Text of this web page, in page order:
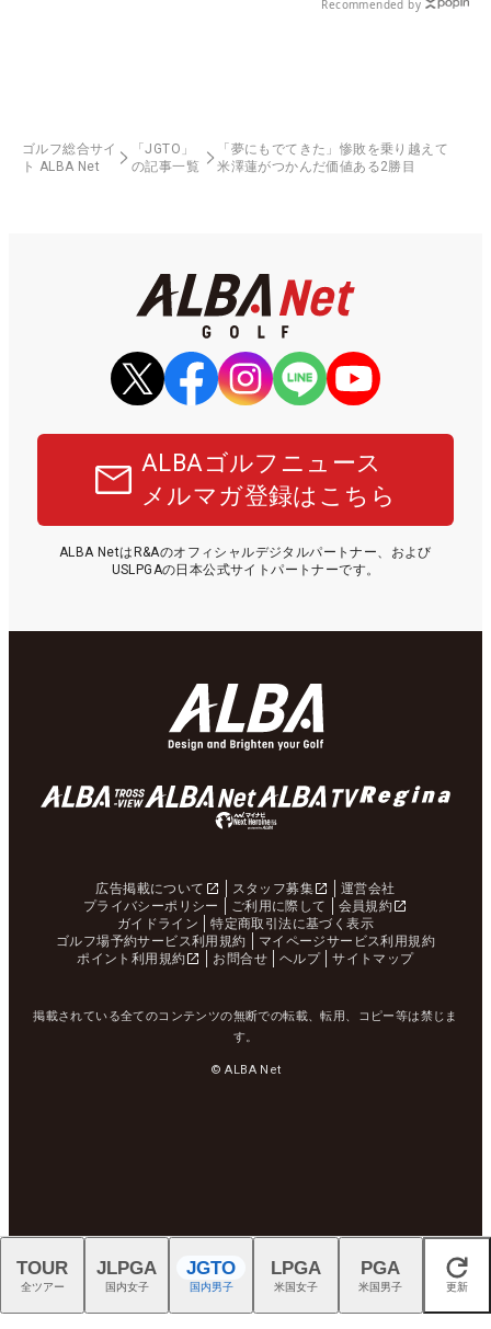
Recommended by
ゴルフ総合サイ
ト ALBA Net
「JGTO」
の記事一覧
「夢にもでてきた」惨敗を乗り越えて
米澤蓮がつかんだ価値ある2勝目
ALBAゴルフニュース
メルマガ登録はこちら
ALBA NetはR&Aのオフィシャルデジタルパートナー、および
USLPGAの日本公式サイトパートナーです。
広告掲載について スタッフ募集
運営会社
プライバシーポリシー
ご利用に際して
会員規約
ガイドライン
特定商取引法に基づく表示
ゴルフ場予約サービス利用規約
マイページサービス利用規約
ポイント利用規約
お問合せ ヘルプ サイトマップ
掲載されている全てのコンテンツの無断での転載、転用、コピー等は禁じま
す。
© ALBA Net
閉じる
TOUR
全ツアー
JLPGA
国内女子
JGTO
国内男子
LPGA
米国女子
PGA
米国男子 更新